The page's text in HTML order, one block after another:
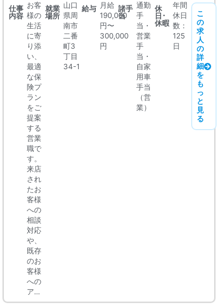
仕事
内容
お客
様の
生活
に寄
り添
い、
最適
な保
険プ
ラン
をご
提案
する
営業
職で
す。
来店
され
たお
客様
への
相談
対応
や、
既存
のお
客様
への
ア...
就業
場所
山口
県周
南市
二番
町3
丁目
34-1
給与 月給
190,000
円〜
300,000
円
諸手
当
通勤
手
当・
営業
手
当・
自家
用車
手当
（営
業）
休
日･
休暇
年間
休日
数：
125
日
こ
の
求
人
の
詳
細
を
も
っ
と
見
る